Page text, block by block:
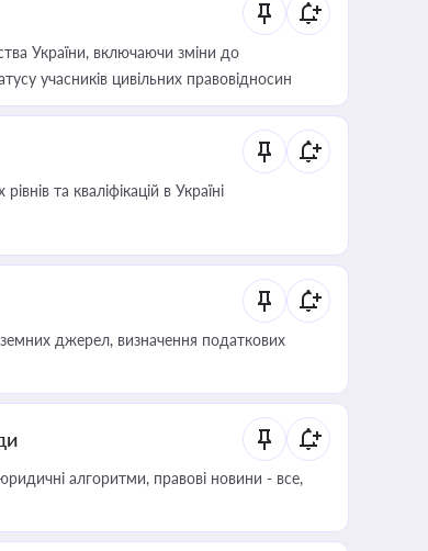
України, включаючи зміни до
учасників цивільних правовідносин
та кваліфікацій в Україні
джерел, визначення податкових
алгоритми, правові новини - все,